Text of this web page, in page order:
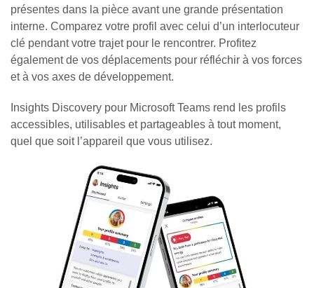
présentes dans la pièce avant une grande présentation
interne. Comparez votre profil avec celui d’un interlocuteur
clé pendant votre trajet pour le rencontrer. Profitez
également de vos déplacements pour réfléchir à vos forces
et à vos axes de développement.
Insights Discovery pour Microsoft Teams rend les profils
accessibles, utilisables et partageables à tout moment,
quel que soit l’appareil que vous utilisez.